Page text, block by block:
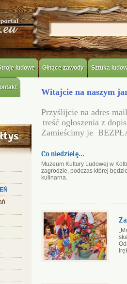
ludowe Ginące zawody Sztuka
Witajcie na naszym
Przyślijcie na adres
treść ogłoszenia z
Zamieścimy je
Co niedzielę...
Muzeum Kultury Ludowej w
zagrodzie, podczas której
kulinarna.